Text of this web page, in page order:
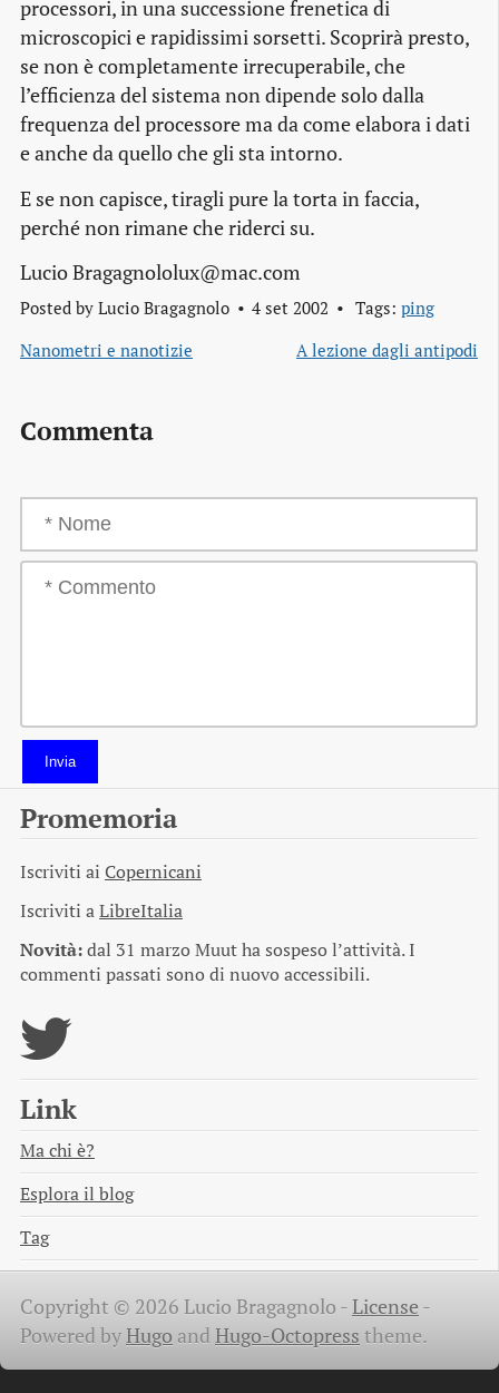
processori, in una successione frenetica di
microscopici e rapidissimi sorsetti. Scoprirà presto,
se non è completamente irrecuperabile, che
l’efficienza del sistema non dipende solo dalla
frequenza del processore ma da come elabora i dati
e anche da quello che gli sta intorno.
E se non capisce, tiragli pure la torta in faccia,
perché non rimane che riderci su.
Lucio Bragagnololux@mac.com
Posted by Lucio Bragagnolo 4 set 2002 Tags: ping
Nanometri e nanotizie
A lezione dagli antipodi
Commenta
Invia
Promemoria
Iscriviti ai Copernicani
Iscriviti aLibreItalia
Novità:dal 31 marzo Muut ha sospeso l’attività. I
commenti passati sono di nuovo accessibili.
Link
Ma chi è?
Esplora il blog
Tag
Copyright © 2026 Lucio Bragagnolo -License -
Powered byHugo and Hugo-Octopress theme.